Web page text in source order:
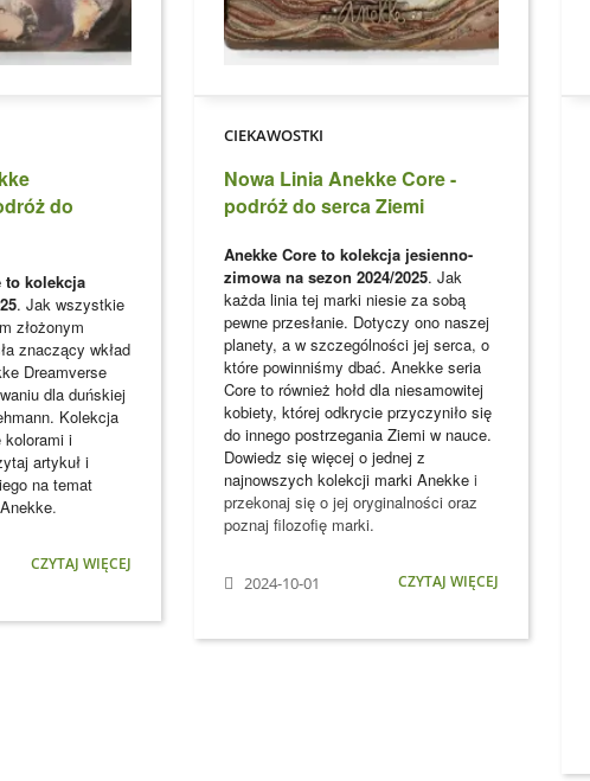
do
to kolekcja
. Jak wszystkie
złożonym
znaczący wkład
Dreamverse
dla duńskiej
Kolekcja
kolorami i
artykuł i
na temat
Anekke.
CZYTAJ WIĘCEJ
CIEKAWOSTKI
Nowa Linia Anekke Core -
podróż do serca Ziemi
Anekke Core to kolekcja jesienno-
zimowa na sezon 2024/2025. Jak
każda linia tej marki niesie za sobą
pewne przesłanie. Dotyczy ono naszej
planety, a w szczególności jej serca, o
które powinniśmy dbać. Anekke seria
Core to również hołd dla niesamowitej
kobiety, której odkrycie przyczyniło się
do innego postrzegania Ziemi w nauce.
Dowiedz się więcej o jednej z
najnowszych kolekcji marki Anekke i
przekonaj się o jej oryginalności oraz
poznaj filozofię marki.
2024-10-01 CZYTAJ WIĘCEJ